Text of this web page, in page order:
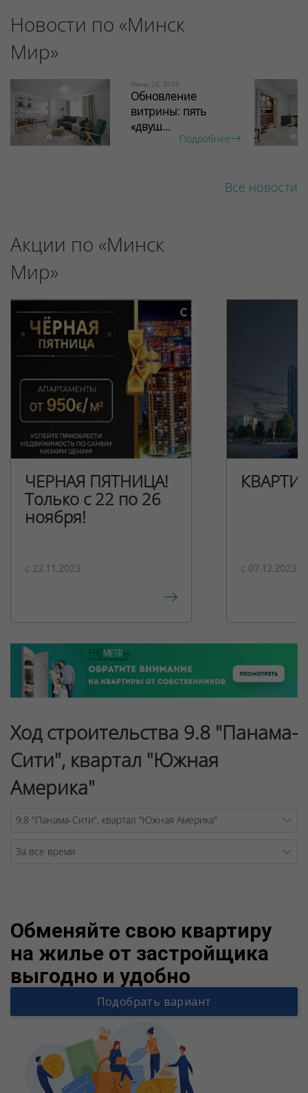
Новости по «Минск
Мир»
Июнь 26, 2026
Обновление
витрины: пять
«двуш...
Подробнее
Все новости
Акции по «Минск
Мир»
ЧЕРНАЯ ПЯТНИЦА!
Только с 22 по 26
ноября!
c 22.11.2023 c 07.12.2023
Ход строительства 9.8 "Панама-
Сити", квартал "Южная
Америка"
Обменяйте свою квартиру
на жилье от застройщика
выгодно и удобно
Подобрать вариант